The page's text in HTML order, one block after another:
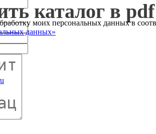
моих персональных данных в
данных»
каталог в pdf